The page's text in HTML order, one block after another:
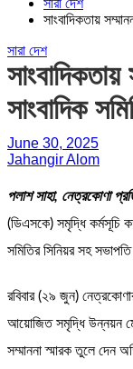
সারা দেশ
সাংবাদিকতায়
সারা দেশ
সাংবাদিক
June 30, 2025
Jahangir Alom
পলাশ সাহা, নেত্রকোণা
(ডিএসকে) সমৃদ্ধি কর্মসূচি
সমিতির সিনিয়র সহ সভাপতি
রবিবার (২৯ জুন)
আয়োজিত সমৃদ্ধি উন্নয়ন
সম্মাননা স্মারক তুলে দেন